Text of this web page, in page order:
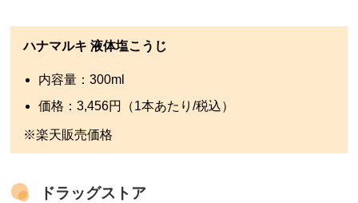
ハナマルキ 液体塩こうじ
内容量：300ml
価格：3,456円（1本あたり/税込）
※楽天販売価格
ドラッグストア